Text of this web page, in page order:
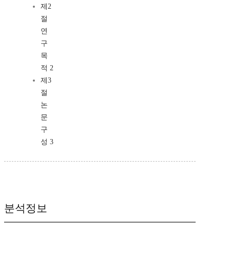
제2
절
연
구
목
적 2
제3
절
논
문
구
성 3
분석정보